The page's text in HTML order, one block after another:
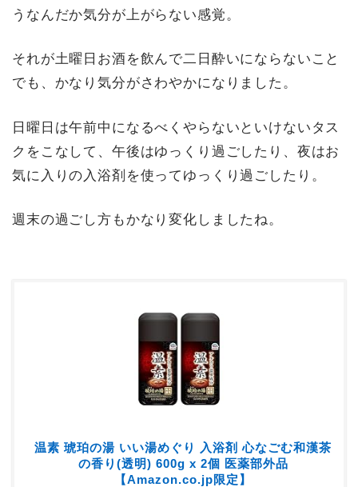
うなんだか気分が上がらない感覚。
それが土曜日お酒を飲んで二日酔いにならないこと
でも、かなり気分がさわやかになりました。
日曜日は午前中になるべくやらないといけないタス
クをこなして、午後はゆっくり過ごしたり、夜はお
気に入りの入浴剤を使ってゆっくり過ごしたり。
週末の過ごし方もかなり変化しましたね。
温素 琥珀の湯 いい湯めぐり 入浴剤 心なごむ和漢茶
の香り(透明) 600g x 2個 医薬部外品
【Amazon.co.jp限定】